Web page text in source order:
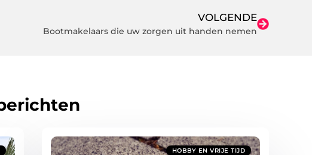
VOLGENDE
Bootmakelaars die uw zorgen uit handen nemen
HOBBY EN VRIJE TIJD